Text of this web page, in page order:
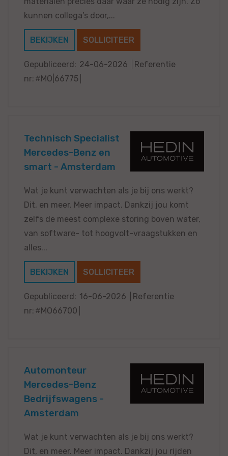
kunnen collega’s door,...
BEKIJKEN SOLLICITEER
Gepubliceerd: 24-06-2026
Referentie
nr: #MO|66775
Technisch Specialist
Mercedes-Benz en
smart - Amsterdam
Wat je kunt verwachten als je bij ons werkt?
Dit, en meer. Meer impact. Dankzij jou komt
zelfs de meest complexe storing boven water,
van software- tot hoogvolt-vraagstukken en
alles...
BEKIJKEN SOLLICITEER
Gepubliceerd: 16-06-2026
Referentie
nr: #MO66700
Automonteur
Mercedes-Benz
Bedrijfswagens -
Amsterdam
Wat je kunt verwachten als je bij ons werkt?
Dit, en meer. Meer impact. Dankzij jou rijden